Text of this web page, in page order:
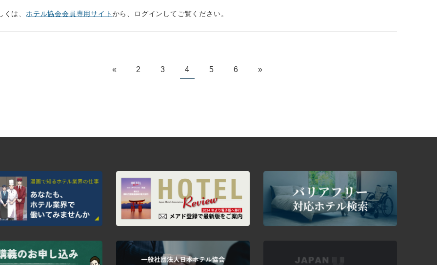
くは、 ホテル協会会員専用サイト から、ログインしてご覧ください。
« 2 3 4 5 6 »